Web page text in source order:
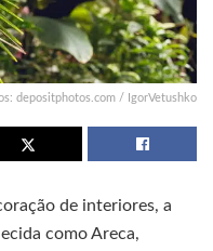
depositphotos.com / IgorVetushko
de interiores, a
como Areca,